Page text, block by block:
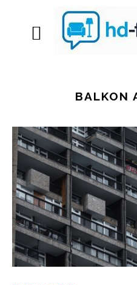
BALKON